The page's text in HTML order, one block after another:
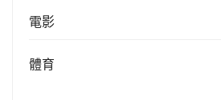
電影
體育